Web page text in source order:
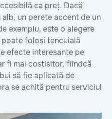
ca preț. Dacă
un perete accent de un
exemplu, este o alegere
folosi tencuială
efecte interesante pe
fi mai costisitor, fiindcă
să fie aplicată de
se achită pentru serviciul